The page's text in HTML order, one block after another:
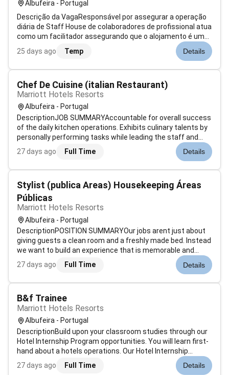
Albufeira - Portugal
Descrição da VagaResponsável por assegurar a operação
diária de Staff House de colaboradores de profissional atua
como um facilitador assegurando que o alojamento é um
ambiente confortável e seguro o que impacta diretamente
a satisfação e retenção da equipa de hotelariaPrincipais
25 days ago Temp Details
Chef De Cuisine (italian Restaurant)
Marriott Hotels Resorts
Albufeira - Portugal
DescriptionJOB SUMMARYAccountable for overall success
of the daily kitchen operations. Exhibits culinary talents by
personally performing tasks while leading the staff and
managing all food related functions. Works to continually
improve guest and employee satisfaction while
27 days ago Full Time Details
Stylist (publica Areas) Housekeeping Áreas
Públicas
Marriott Hotels Resorts
Albufeira - Portugal
DescriptionPOSITION SUMMARYOur jobs arent just about
giving guests a clean room and a freshly made bed. Instead
we want to build an experience that is memorable and
unique. Our Guest Environment Experts are skilled in a wide
range of housekeeping functions with responsibility for
27 days ago Full Time Details
B&f Trainee
Marriott Hotels Resorts
Albufeira - Portugal
DescriptionBuild upon your classroom studies through our
Hotel Internship Program opportunities. You will learn first-
hand about a hotels operations. Our Hotel Internship
Program allows you to truly experience the industry from
the ground up where our founders and many of our leaders
27 days ago Full Time Details